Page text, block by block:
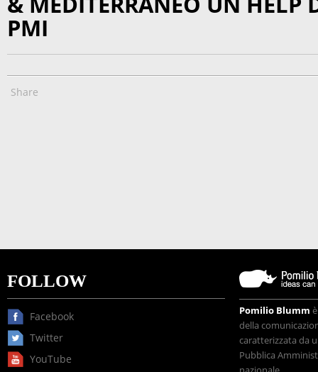
PMI
Share
FOLLOW
Facebook
Twitter
YouTube
Pomilio Blumm
della
caratterizzata da
Pubblica